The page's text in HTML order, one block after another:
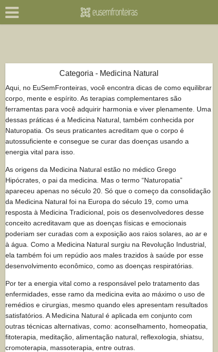
Categoria - Medicina Natural
Aqui, no EuSemFronteiras, você encontra dicas de como equilibrar
corpo, mente e espírito. As terapias complementares são
ferramentas para você adquirir harmonia e viver plenamente. Uma
dessas práticas é a Medicina Natural, também conhecida por
Naturopatia. Os seus praticantes acreditam que o corpo é
autossuficiente e consegue se curar das doenças usando a
energia vital para isso.
As origens da Medicina Natural estão no médico Grego
Hipócrates, o pai da medicina. Mas o termo “Naturopatia”
apareceu apenas no século 20. Só que o começo da consolidação
da Medicina Natural foi na Europa do século 19, como uma
resposta à Medicina Tradicional, pois os desenvolvedores desse
conceito acreditavam que as doenças físicas e emocionais
poderiam ser curadas com a exposição aos raios solares, ao ar e
à água. Como a Medicina Natural surgiu na Revolução Industrial,
ela também foi um repúdio aos males trazidos à saúde por esse
desenvolvimento econômico, como as doenças respiratórias.
Por ter a energia vital como a responsável pelo tratamento das
enfermidades, esse ramo da medicina evita ao máximo o uso de
remédios e cirurgias, mesmo quando eles apresentam resultados
satisfatórios. A Medicina Natural é aplicada em conjunto com
outras técnicas alternativas, como: aconselhamento, homeopatia,
fitoterapia, meditação, alimentação natural, reflexologia, shiatsu,
cromoterapia, massoterapia, entre outras.